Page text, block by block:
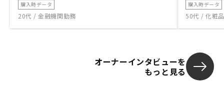
購入時データ
20代 / 金融機関勤務
購入時データ
50代 / 化粧
オーナーインタビューを
もっと見る